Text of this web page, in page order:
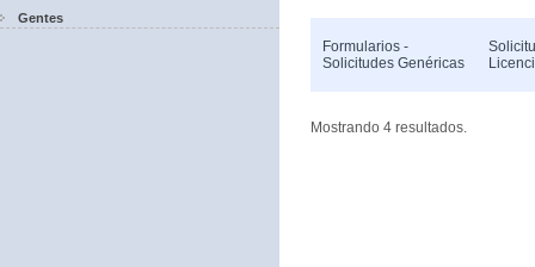
Gentes
Formularios -
Solicitudes Genéricas
Mostrando 4 resultados.